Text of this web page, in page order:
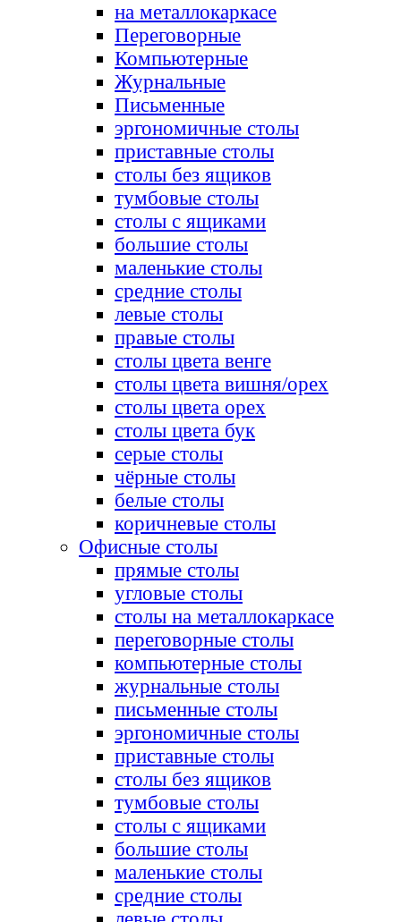
на металлокаркасе
Переговорные
Компьютерные
Журнальные
Письменные
эргономичные столы
приставные столы
столы без ящиков
тумбовые столы
столы с ящиками
большие столы
маленькие столы
средние столы
левые столы
правые столы
столы цвета венге
столы цвета вишня/орех
столы цвета орех
столы цвета бук
серые столы
чёрные столы
белые столы
коричневые столы
Офисные столы
прямые столы
угловые столы
столы на металлокаркасе
переговорные столы
компьютерные столы
журнальные столы
письменные столы
эргономичные столы
приставные столы
столы без ящиков
тумбовые столы
столы с ящиками
большие столы
маленькие столы
средние столы